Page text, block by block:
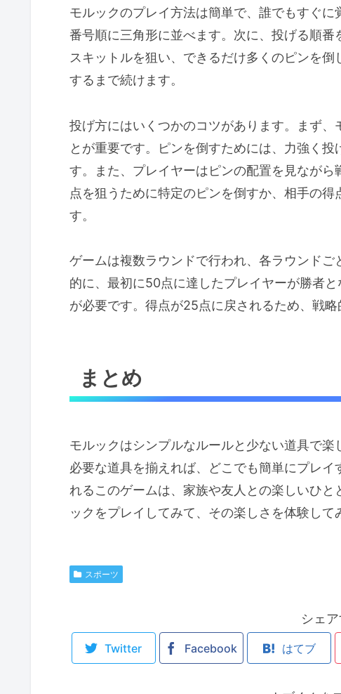
モルックのプレイ方法は簡単で、誰でもすぐ
番号順に三角形に並べます。次に、投げる順
スキットルを狙い、できるだけ多くのピンを
するまで続けます。
投げ方にはいくつかのコツがあります。まず
とが重要です。ピンを倒すためには、力強く
す。また、プレイヤーはピンの配置を見なが
点を狙うために特定のピンを倒すか、相手の
す。
ゲームは複数ラウンドで行われ、各ラウンド
的に、最初に50点に達したプレイヤーが勝者
が必要です。得点が25点に戻されるため、戦略
まとめ
モルックはシンプルなルールと少ない道具で楽
必要な道具を揃えれば、どこでも簡単にプレ
れるこのゲームは、家族や友人との楽しいひ
ックをプレイしてみて、その楽しさを体験して
スポーツ
シェ
Twitter Facebook はてブ